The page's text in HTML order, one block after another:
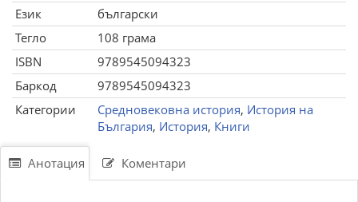
Език
български
Тегло
108 грама
ISBN
9789545094323
Баркод
9789545094323
Категории
Средновековна история, История на
България, История, Книги
Анотация Коментари